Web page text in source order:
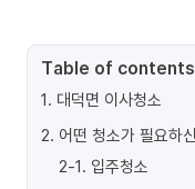
Table of contents
1. 대덕면 이사청소
2. 어떤 청소가 필요하
2-1. 입주청소